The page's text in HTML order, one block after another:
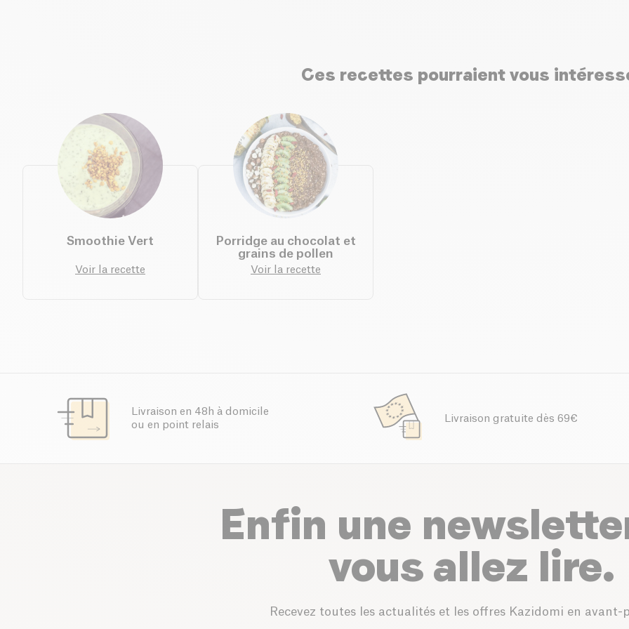
Ces recettes pourraient vous
Smoothie Vert
Voir la recette
Porridge au chocolat et
grains de pollen
Voir la recette
Livraison en 48h à domicile
ou en point relais
Livraison gratuite dès 69€
Enfin une
vous allez lire.
Recevez toutes les actualités et les offres Kazidomi en avant-